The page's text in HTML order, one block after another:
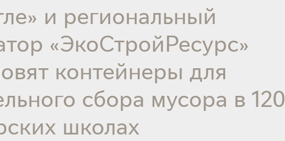
и региональный
«ЭкоСтройРесурс»
контейнеры для
сбора мусора в 120
школах